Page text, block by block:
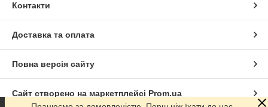
Контакти
Доставка та оплата
Повна версія сайту
Сайт створено на маркетплейсі Prom.ua